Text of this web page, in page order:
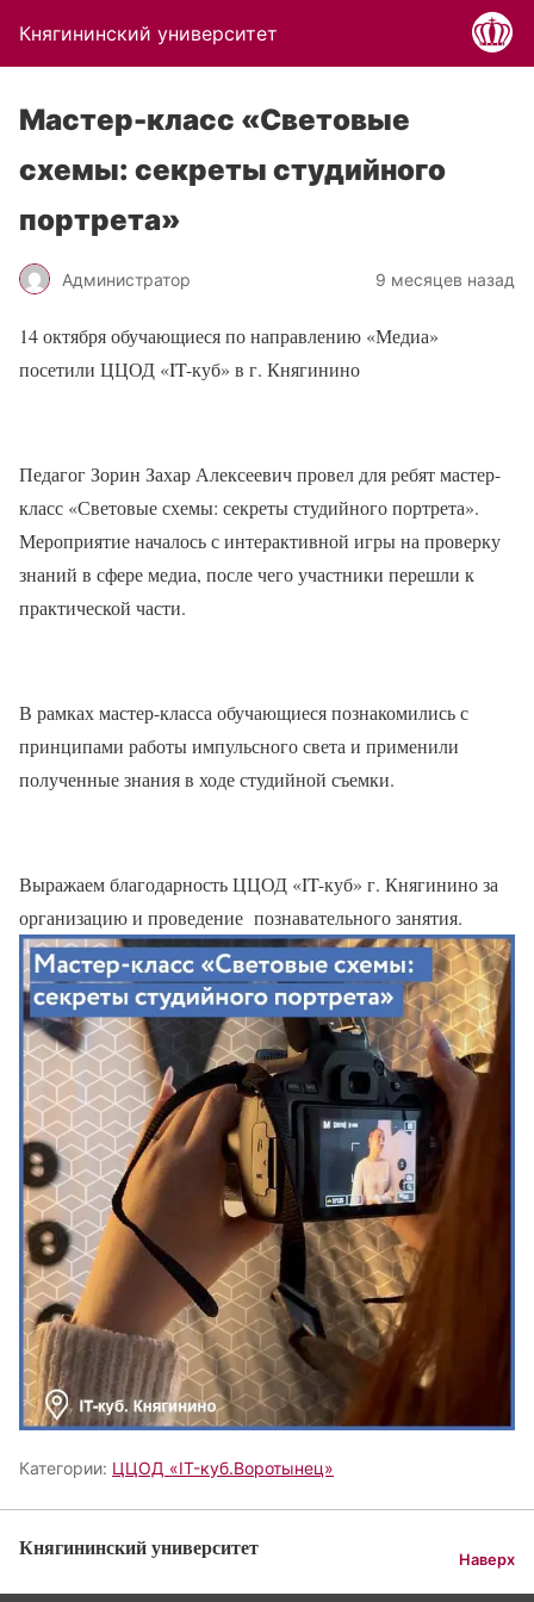
Княгининский университет
Мастер-класс «Световые
схемы: секреты студийного
портрета»
Администратор 9 месяцев назад
14 октября обучающиеся по направлению «Медиа»
посетили ЦЦОД «IT-куб» в г. Княгинино
Педагог Зорин Захар Алексеевич провел для ребят мастер-
класс «Световые схемы: секреты студийного портрета».
Мероприятие началось с интерактивной игры на проверку
знаний в сфере медиа, после чего участники перешли к
практической части.
В рамках мастер-класса обучающиеся познакомились с
принципами работы импульсного света и применили
полученные знания в ходе студийной съемки.
Выражаем благодарность ЦЦОД «IT-куб» г. Княгинино за
организацию и проведение познавательного занятия.
Категории: ЦЦОД «IT-куб.Воротынец»
Княгининский университет Наверх